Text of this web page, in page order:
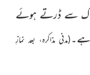
سے ڈرتے ہوئے
(مدنی مذاکرہ، بعد نمازِ